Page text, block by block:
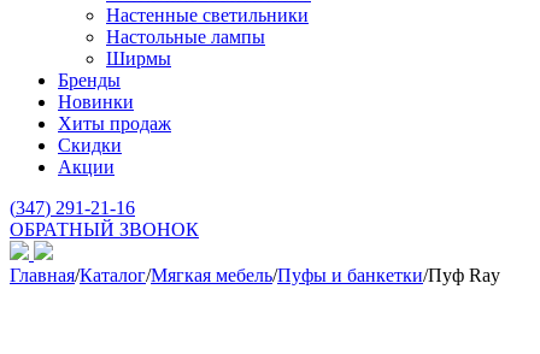
Настенные светильники
Настольные лампы
Ширмы
Бренды
Новинки
Хиты продаж
Скидки
Акции
(347) 291-21-16
ОБРАТНЫЙ ЗВОНОК
Главная/Каталог/Мягкая мебель/Пуфы и банкетки/Пуф Ray